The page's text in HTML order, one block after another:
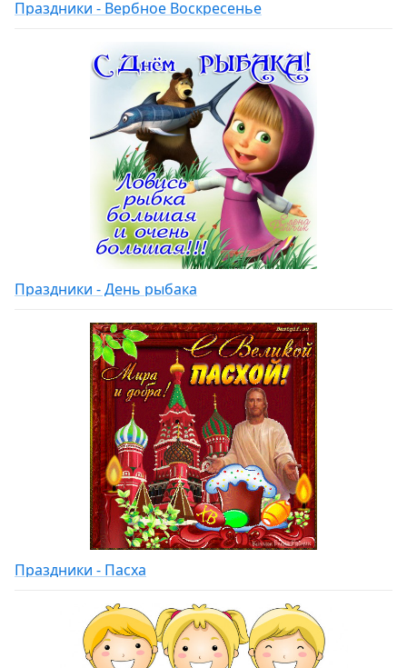
Праздники - Вербное Воскресенье
Праздники - День рыбака
Праздники - Пасха